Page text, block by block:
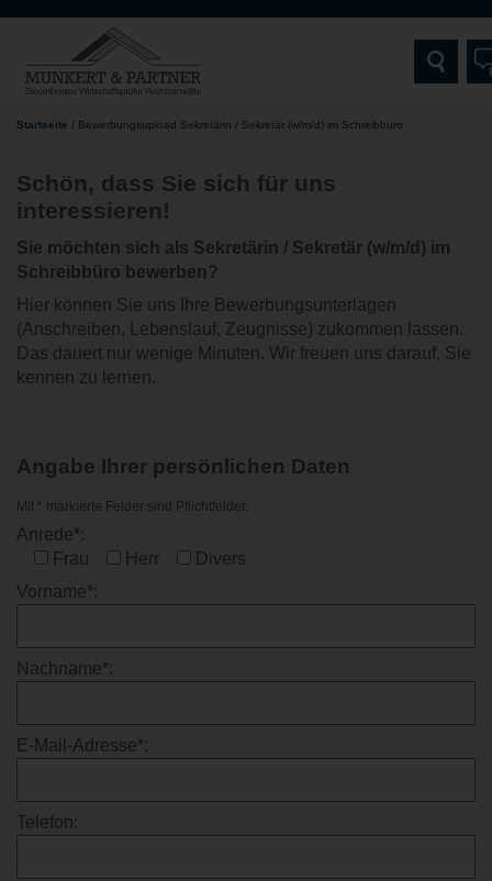
MUNKERT & PARTNER
AKTUELLES | NEWS
LEISTUNGEN
ZIELGRUPPEN
DIGITALE SERVICES
KARRIERE
KONTAKT
Startseite / Bewerbungsupload Sekretärin / Sekretär (w/m/d) im Schreibbüro
Schön, dass Sie sich für uns
interessieren!
Sie möchten sich als Sekretärin / Sekretär (w/m/d) im
Schreibbüro bewerben?
Hier können Sie uns Ihre Bewerbungsunterlagen
(Anschreiben, Lebenslauf, Zeugnisse) zukommen lassen.
Das dauert nur wenige Minuten. Wir freuen uns darauf, Sie
kennen zu lernen.
Angabe Ihrer persönlichen Daten
Mit * markierte Felder sind Pflichtfelder.
Anrede*:
Frau
Herr
Divers
Vorname*:
Nachname*:
E-Mail-Adresse*:
Telefon: